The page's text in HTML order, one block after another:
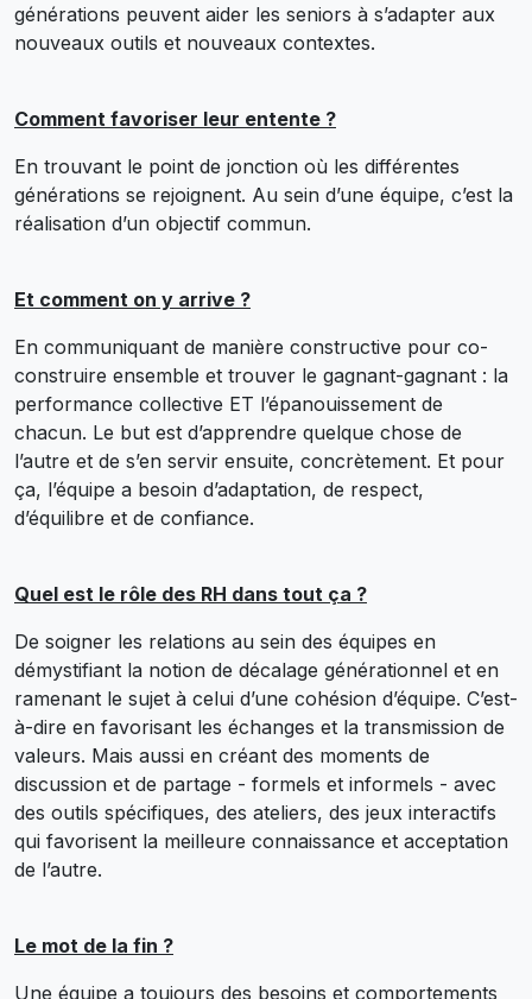
générations peuvent aider les seniors à s’adapter aux
nouveaux outils et nouveaux contextes.
Comment favoriser leur entente ?
En trouvant le point de jonction où les différentes
générations se rejoignent. Au sein d’une équipe, c’est la
réalisation d’un objectif commun.
Et comment on y arrive ?
En communiquant de manière constructive pour co-
construire ensemble et trouver le gagnant-gagnant : la
performance collective ET l’épanouissement de
chacun. Le but est d’apprendre quelque chose de
l’autre et de s’en servir ensuite, concrètement. Et pour
ça, l’équipe a besoin d’adaptation, de respect,
d’équilibre et de confiance.
Quel est le rôle des RH dans tout ça ?
De soigner les relations au sein des équipes en
démystifiant la notion de décalage générationnel et en
ramenant le sujet à celui d’une cohésion d’équipe. C’est-
à-dire en favorisant les échanges et la transmission de
valeurs. Mais aussi en créant des moments de
discussion et de partage - formels et informels - avec
des outils spécifiques, des ateliers, des jeux interactifs
qui favorisent la meilleure connaissance et acceptation
de l’autre.
Le mot de la fin ?
Une équipe a toujours des besoins et comportements